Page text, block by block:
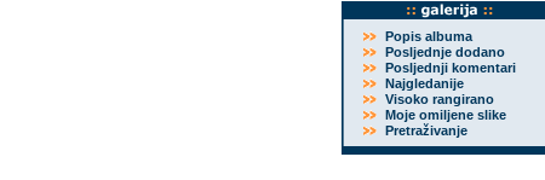
Popis albuma
Posljednje dodano
Posljednji komentari
Najgledanije
Visoko rangirano
Moje omiljene slike
Pretraživanje